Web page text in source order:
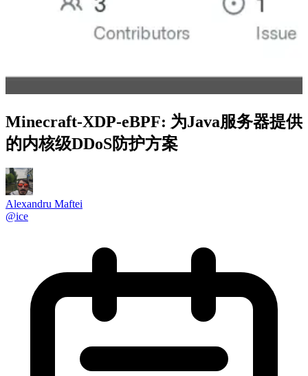
Minecraft-XDP-eBPF: 为Java服务器提供
的内核级DDoS防护方案
Alexandru Maftei
@ice